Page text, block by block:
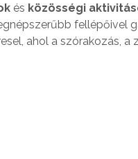
és közösségi
fellépőivel
ahol a szórakozás, a